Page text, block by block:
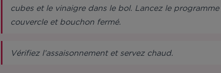
cubes et le vinaigre dans le bol. Lancez le
couvercle et bouchon fermé.
Vérifiez l’assaisonnement et servez chaud.